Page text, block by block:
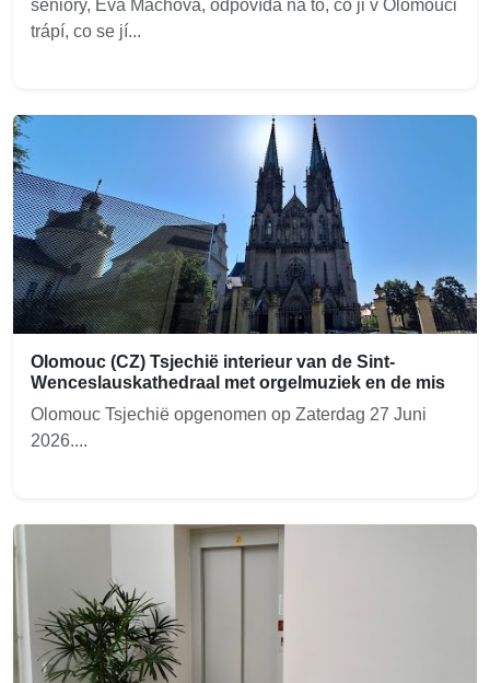
seniory, Eva Machová, odpovídá na to, co ji v Olomouci
trápí, co se jí...
Olomouc (CZ) Tsjechië interieur van de Sint-
Wenceslauskathedraal met orgelmuziek en de mis
Olomouc Tsjechië opgenomen op Zaterdag 27 Juni
2026....